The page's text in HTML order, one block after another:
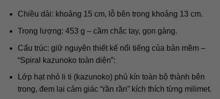
Chiều dài: khoảng 15 cm, lỗ bên trong khoảng 13 cm.
Trọng lượng: 453 g – cầm chắc tay, gọn gàng.
Cấu trúc: giữ nguyên thiết kế nổi tiếng của bản mềm –
“Spiral kazunoko toàn diện”:
Lớp hạt nhỏ li ti (kazunoko) phủ kín toàn bộ thành bên
trong, đem lại cảm giác “rần rần” kích thích từng milimet.